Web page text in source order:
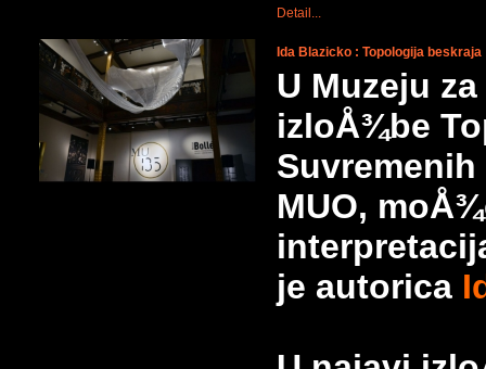
Detail...
Ida Blazicko : Topologija beskraja
U Muzeju
izloÅ¾be
MUO,
je autorica